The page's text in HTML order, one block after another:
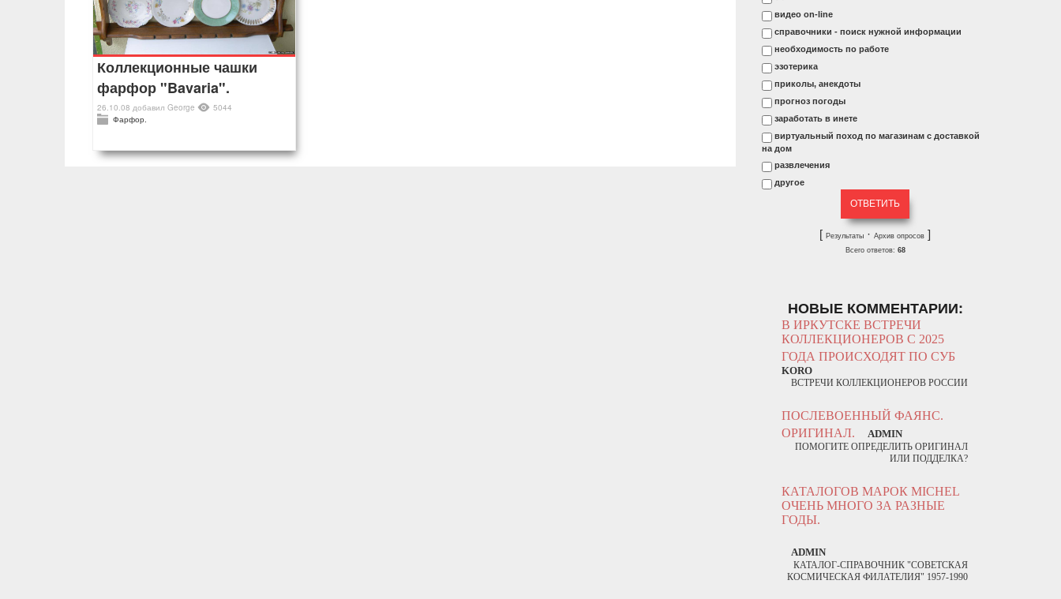
Коллекционные чашки
фарфор "Bavaria".
26.10.08 добавил George
5044
Фарфор.
видео on-line
справочники - поиск нужной информации
необходимость по работе
эзотерика
приколы, анекдоты
прогноз погоды
заработать в инете
виртуальный поход по магазинам с доставкой
на дом
развлечения
другое
[Результаты ·Архив опросов ]
Всего ответов: 68
НОВЫЕ КОММЕНТАРИИ:
В ИРКУТСКЕ ВСТРЕЧИ
КОЛЛЕКЦИОНЕРОВ С 2025
ГОДА ПРОИСХОДЯТ ПО СУБ
KORO
ВСТРЕЧИ КОЛЛЕКЦИОНЕРОВ РОССИИ
ПОСЛЕВОЕННЫЙ ФАЯНС.
ОРИГИНАЛ.
ADMIN
ПОМОГИТЕ ОПРЕДЕЛИТЬ ОРИГИНАЛ
ИЛИ ПОДДЕЛКА?
КАТАЛОГОВ МАРОК MICHEL
ОЧЕНЬ МНОГО ЗА РАЗНЫЕ
ГОДЫ.
ADMIN
КАТАЛОГ-СПРАВОЧНИК "СОВЕТСКАЯ
КОСМИЧЕСКАЯ ФИЛАТЕЛИЯ" 1957-1990